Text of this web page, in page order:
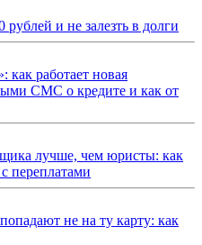
и не залезть в долги
как работает новая
СМС о кредите и как от
лучше, чем юристы: как
переплатами
не на ту карту: как